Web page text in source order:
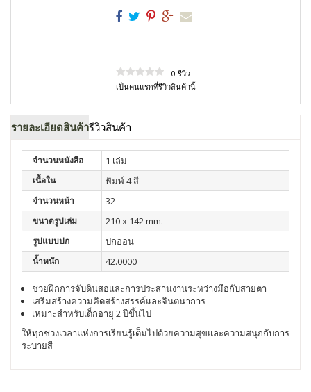
0 รีวิว
เป็นคนแรกที่รีวิวสินค้านี้
รายละเอียดสินค้ารีวิวสินค้า
จำนวนหนังสือ 1 เล่ม
เนื้อใน พิมพ์ 4 สี
จำนวนหน้า 32
ขนาดรูปเล่ม 210 x 142 mm.
รูปแบบปก ปกอ่อน
น้ำหนัก 42.0000
ช่วยฝึกการจับดินสอและการประสานงานระหว่างมือกับสายตา
เสริมสร้างความคิดสร้างสรรค์และจินตนาการ
เหมาะสำหรับเด็กอายุ 2 ปีขึ้นไป
ให้ทุกช่วงเวลาแห่งการเรียนรู้เต็มไปด้วยความสุขและความสนุกกับการ
ระบายสี